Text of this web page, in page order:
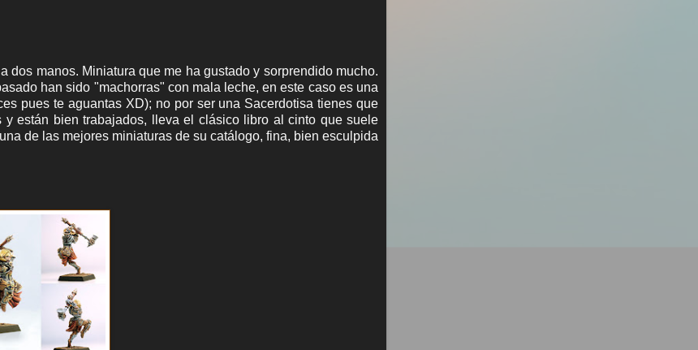
dos manos. Miniatura que me ha gustado y sorprendido mucho.
han sido "machorras" con mala leche, en este caso es una
pues te aguantas XD); no por ser una Sacerdotisa tienes que
están bien trabajados, lleva el clásico libro al cinto que suele
de las mejores miniaturas de su catálogo, fina, bien esculpida